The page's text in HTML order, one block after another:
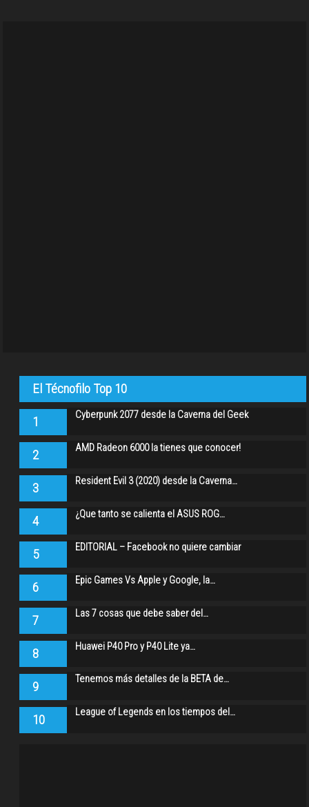
El Técnofilo Top 10
1 Cyberpunk 2077 desde la Caverna del Geek
2 AMD Radeon 6000 la tienes que conocer!
3 Resident Evil 3 (2020) desde la Caverna…
4 ¿Que tanto se calienta el ASUS ROG…
5 EDITORIAL – Facebook no quiere cambiar
6 Epic Games Vs Apple y Google, la…
7 Las 7 cosas que debe saber del…
8 Huawei P40 Pro y P40 Lite ya…
9 Tenemos más detalles de la BETA de…
10 League of Legends en los tiempos del…